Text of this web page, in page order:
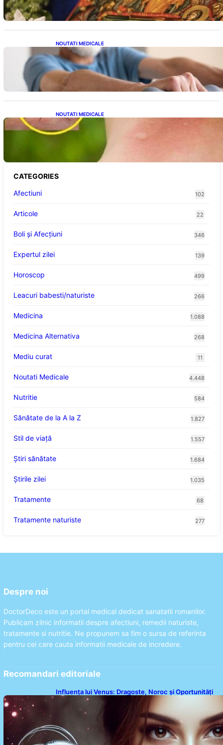
NOUTATI MEDICALE
Îmbunătățirea sănătății cardiovasculare:
Patru exerciții simple pentru reducerea
tensiunii arteriale la domiciliu
NOUTATI MEDICALE
Cum bacteriile pielii influențează atracția
țânțarilor: O nouă viziune asupra alegerii
CATEGORIES
Afectiuni
102
Articole 22
Boli și Afecțiuni 346
Expertul zilei 139
Horoscop 499
Leacuri babesti/naturiste 266
Medicina 1.088
Medicina Alternativa 268
Mediu curat 11
Noutati Medicale 4.448
Nutritie 584
Sănătate de la A la Z 1.827
Stil de viaţă 1.557
Ştiri sănătate 1.684
Știrile zilei 1.035
Tratamente 68
Tratamente naturiste 277
Despre noi
DoctorDeco este un portal medical dedicat sanatatii romanilor.
Publicam zilnic informatii despre afectiuni, remedii naturiste,
tratamente si nutritie. Ne propunem sa fim o sursa de referinta
pentru cei care cauta informatii medicale de incredere.
Recomandari editoriale
Influența lui Venus: Dragoste, Noroc și Oportunități
pentru Tauri și Balanțe în Weekendul 8-9 August